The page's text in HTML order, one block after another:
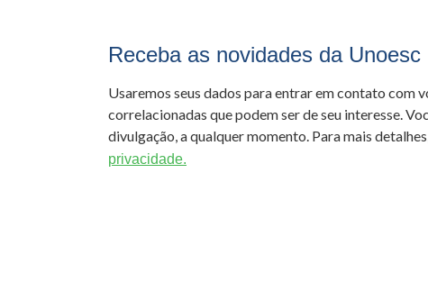
Receba as novidades da Unoesc
Usaremos seus dados para entrar em contato com
correlacionadas que podem ser de seu interesse.
divulgação, a qualquer momento. Para mais
privacidade.